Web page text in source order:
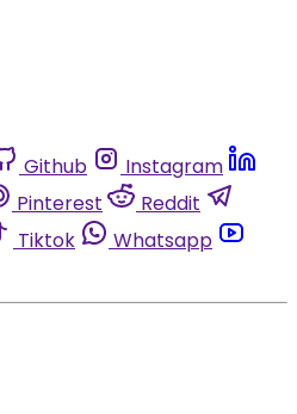
Github
Instagram
Pinterest
Reddit
Tiktok
Whatsapp